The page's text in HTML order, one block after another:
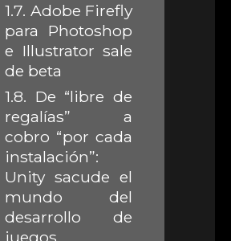
1.7. Adobe Firefly
para Photoshop
e Illustrator sale
de beta
1.8. De “libre de
regalías” a
cobro “por cada
instalación”:
Unity sacude el
mundo del
desarrollo de
juegos